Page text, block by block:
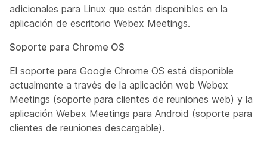
adicionales para Linux que están disponibles en la
aplicación de escritorio Webex Meetings.
Soporte para Chrome OS
El soporte para Google Chrome OS está disponible
actualmente a través de la aplicación web Webex
Meetings (soporte para clientes de reuniones web) y la
aplicación Webex Meetings para Android (soporte para
clientes de reuniones descargable).